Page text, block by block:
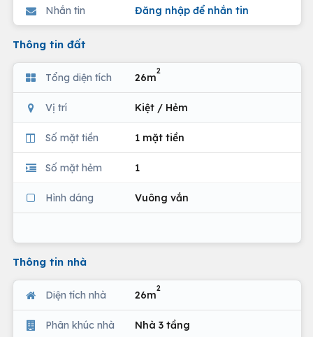
Nhắn tin Đăng nhập để nhắn tin
Thông tin đất
Tổng diện tích 26m
2
Vị trí Kiệt / Hẻm
Số mặt tiền 1 mặt tiền
Số mặt hẻm 1
Hình dáng Vuông vắn
Thông tin nhà
Diện tích nhà 26m
2
Phân khúc nhà Nhà 3 tầng